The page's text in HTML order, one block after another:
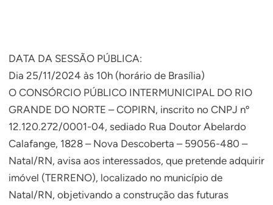
DATA DA SESSÃO PÚBLICA:
Dia 25/11/2024 às 10h (horário de Brasília)
O CONSÓRCIO PÚBLICO INTERMUNICIPAL DO RIO
GRANDE DO NORTE – COPIRN, inscrito no CNPJ nº
12.120.272/0001-04, sediado Rua Doutor Abelardo
Calafange, 1828 – Nova Descoberta – 59056-480 –
Natal/RN, avisa aos interessados, que pretende adquirir
imóvel (TERRENO), localizado no município de
Natal/RN, objetivando a construção das futuras